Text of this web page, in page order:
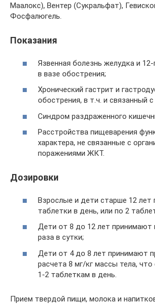
Маалокс), Вентер (Сукральфат),
Фосфалюгель.
Показания
Язвенная болезнь желудка и
в вазе обострения;
Хронический гастрит и
обострения, в т.ч. и связанный
Синдром раздраженного
Расстройства пищеварения
характера, не связанные с
поражениями ЖКТ.
Дозировки
Взрослые и дети старше 12 лет
таблетки в день, или по 2
Дети от 8 до 12 лет принимают
раза в сутки;
Дети от 4 до 8 лет принимают
расчета 8 мг/кг массы тела,
1-2 таблеткам в день.
Прием твердой пищи, молока и